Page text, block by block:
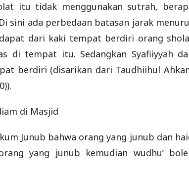
itu tidak menggunakan sutrah,
sini ada perbedaan batasan jarak
dari kaki tempat berdiri orang
di tempat itu. Sedangkan Syafiiyyah
berdiri (disarikan dari Taudhiihul
di Masjid
Junub bahwa orang yang junub dan
yang junub kemudian wudhu’